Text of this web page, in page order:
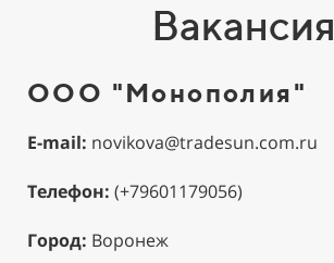
Вакансия
ООО "Монополия"
E-mail: novikova@tradesun.com.ru
Телефон: (+79601179056)
Город: Воронеж